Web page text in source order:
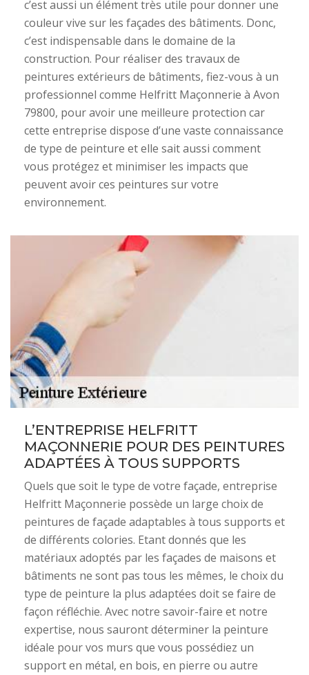
c’est aussi un élément très utile pour donner une
couleur vive sur les façades des bâtiments. Donc,
c’est indispensable dans le domaine de la
construction. Pour réaliser des travaux de
peintures extérieurs de bâtiments, fiez-vous à un
professionnel comme Helfritt Maçonnerie à Avon
79800, pour avoir une meilleure protection car
cette entreprise dispose d’une vaste connaissance
de type de peinture et elle sait aussi comment
vous protégez et minimiser les impacts que
peuvent avoir ces peintures sur votre
environnement.
L’ENTREPRISE HELFRITT
MAÇONNERIE POUR DES PEINTURES
ADAPTÉES À TOUS SUPPORTS
Quels que soit le type de votre façade, entreprise
Helfritt Maçonnerie possède un large choix de
peintures de façade adaptables à tous supports et
de différents colories. Etant donnés que les
matériaux adoptés par les façades de maisons et
bâtiments ne sont pas tous les mêmes, le choix du
type de peinture la plus adaptées doit se faire de
façon réfléchie. Avec notre savoir-faire et notre
expertise, nous sauront déterminer la peinture
idéale pour vos murs que vous possédiez un
support en métal, en bois, en pierre ou autre